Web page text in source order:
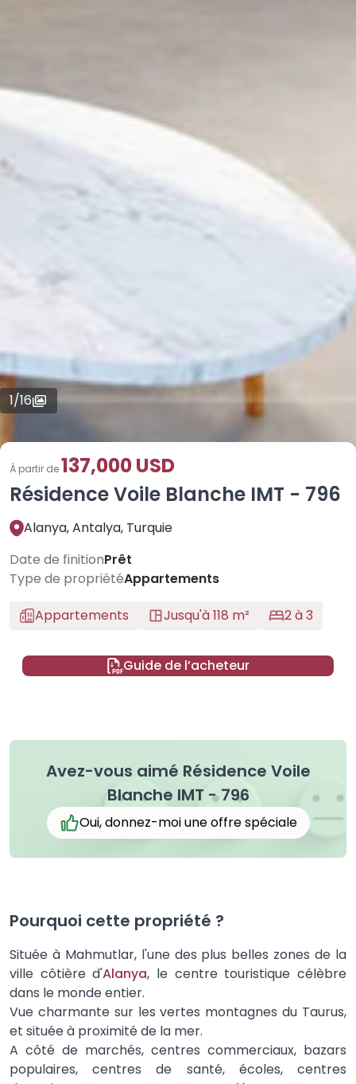
1/16
Résidence Voile Blanche IMT - 796
À partir de137,000 USD
Alanya, Antalya, Turquie
Date de finitionPrêt
Type de propriétéAppartements
Appartements
Jusqu'à 118 m² 2 à 3
Guide de l’acheteur
Avez-vous aimé Résidence Voile
Blanche IMT - 796
Oui, donnez-moi une offre spéciale
Pourquoi cette propriété ?
Située à Mahmutlar, l'une des plus belles zones de la
ville côtière d'Alanya, le centre touristique célèbre
dans le monde entier.
Vue charmante sur les vertes montagnes du Taurus,
et située à proximité de la mer.
A côté de marchés, centres commerciaux, bazars
populaires, centres de santé, écoles, centres